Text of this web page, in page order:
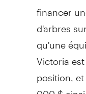
financer
d'arbres
qu'une
Victoria
position,
000 $